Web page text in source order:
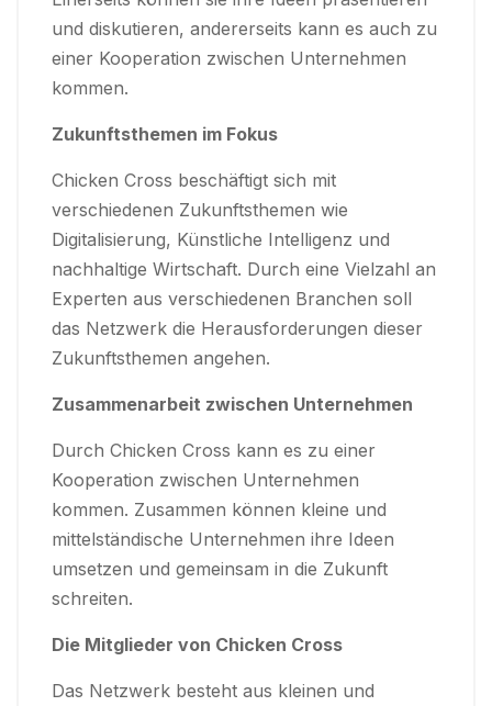
und diskutieren, andererseits kann es auch zu
einer Kooperation zwischen Unternehmen
kommen.
Zukunftsthemen im Fokus
Chicken Cross beschäftigt sich mit
verschiedenen Zukunftsthemen wie
Digitalisierung, Künstliche Intelligenz und
nachhaltige Wirtschaft. Durch eine Vielzahl an
Experten aus verschiedenen Branchen soll
das Netzwerk die Herausforderungen dieser
Zukunftsthemen angehen.
Zusammenarbeit zwischen Unternehmen
Durch Chicken Cross kann es zu einer
Kooperation zwischen Unternehmen
kommen. Zusammen können kleine und
mittelständische Unternehmen ihre Ideen
umsetzen und gemeinsam in die Zukunft
schreiten.
Die Mitglieder von Chicken Cross
Das Netzwerk besteht aus kleinen und